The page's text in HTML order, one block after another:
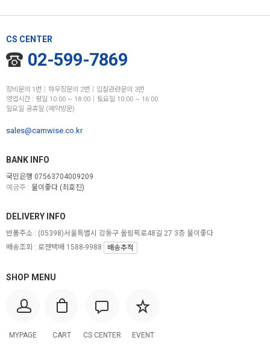
CS CENTER
02-599-7869
장비문의 1번│하우징문의 2번│입찰관련문의 3번
영업시간 : 평일 10:00 ~ 18:00│토요일 10:00 ~ 16:00
일요일 공휴일 (예약방문)
sales@camwise.co.kr
BANK INFO
국민은행 07563704009209
예금주 : 물이좋다 (최호진)
SHOP MENU
MYPAGE CART CS CENTER EVENT
DELIVERY INFO
반품주소 : (05398)서울특별시 강동구 올림픽로48길 27 3층 물이좋다
배송조회 : 로젠택배 1588-9988
배송추적